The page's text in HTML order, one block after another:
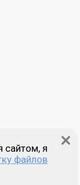
сайтом, я
файлов